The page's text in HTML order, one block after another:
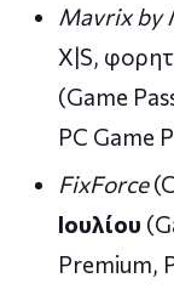
Mavrix by
X|S,
(Game
PC Game
FixForce
Ιουλίου
Premium,